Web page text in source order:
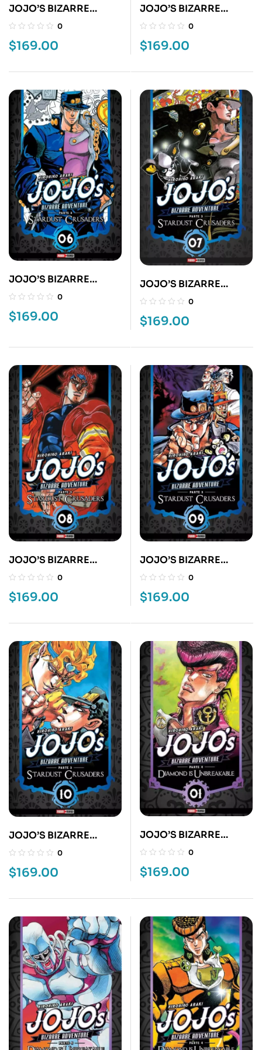
JOJO’S BIZARRE
ADVENTURE 11
0
$169.00
JOJO’S BIZARRE
ADVENTURE 12
0
$169.00
JOJO’S BIZARRE
ADVENTURE 13
0
$169.00
JOJO’S BIZARRE
ADVENTURE 14
0
$169.00
JOJO’S BIZARRE
ADVENTURE 15
0
$169.00
JOJO’S BIZARRE
ADVENTURE 16
0
$169.00
JOJO’S BIZARRE
ADVENTURE 17
0
$169.00
JOJO’S BIZARRE
ADVENTURE 18
0
$169.00